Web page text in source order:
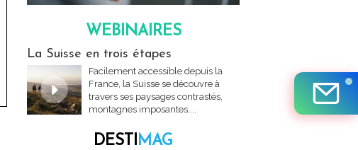
WEBINAIRES
La Suisse en trois étapes
Facilement accessible depuis la
France, la Suisse se découvre à
travers ses paysages contrastés,
montagnes imposantes,...
DESTIMAG